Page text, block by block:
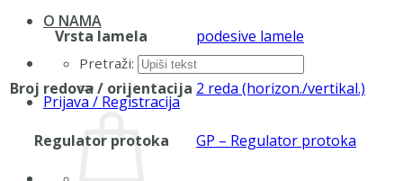
O NAMA
Pretraži:
Prijava / Registracija
Vrsta lamela podesive lamele
Broj redova / orijentacija 2 reda (horizon./vertikal.)
Regulator protoka GP – Regulator protoka